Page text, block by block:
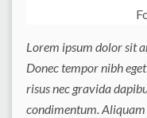
Lorem ipsum dolor sit
Donec tempor nibh
risus nec gravida
condimentum.